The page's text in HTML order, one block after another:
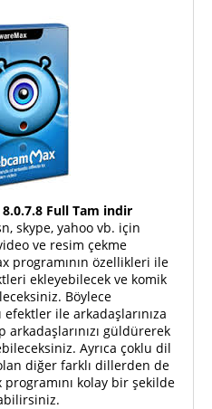
Full Tam indir
skype, yahoo vb. için
ve resim çekme
programının özellikleri ile
ekleyebilecek ve komik
Böylece
ile arkadaşlarınıza
güldürerek
Ayrıca çoklu dil
diğer farklı dillerden de
kolay bir şekilde